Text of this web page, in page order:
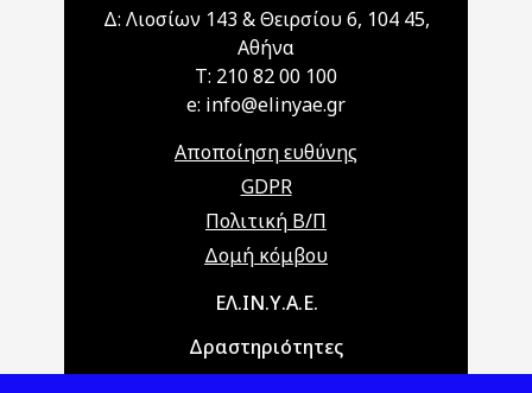
Δ: Λιοσίων 143 & Θειρσίου 6, 104 45,
Αθήνα
T: 210 82 00 100
e: info@elinyae.gr
Αποποίηση ευθύνης
GDPR
Πολιτική Β/Π
Δομή κόμβου
Main navigationΕΛ.ΙΝ.Υ.Α.Ε.
Δραστηριότητες